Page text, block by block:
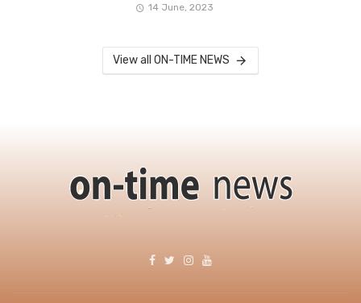
14 June, 2023
View all ON-TIME NEWS